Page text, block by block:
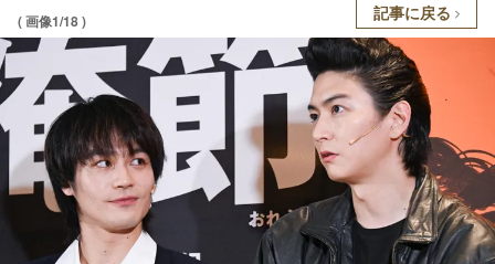
( 画像1/18 ) 記事に戻る